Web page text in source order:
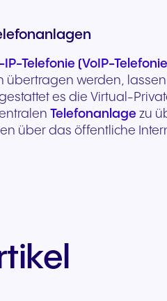
Telefonie (VoIP-
übertragen werden,
es die Virtual-
Telefonanlage zu
über das öffentliche